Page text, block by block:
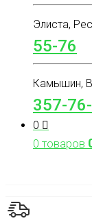
Элиста,
55-76
Камышин,
357-
0
0 товаров